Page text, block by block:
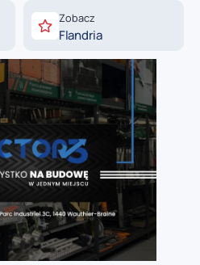
Zobacz
Flandria